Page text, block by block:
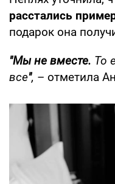
расстались
подарок она
"Мы не вместе. То
все", – отметила